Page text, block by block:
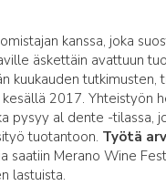
omistajan kanssa, joka
äskettäin avattuun
kuukauden tutkimusten,
2017. Yhteistyön
pysyy al dente -tilassa,
tuotantoon. Työtä
saatiin Merano Wine
lastuista.